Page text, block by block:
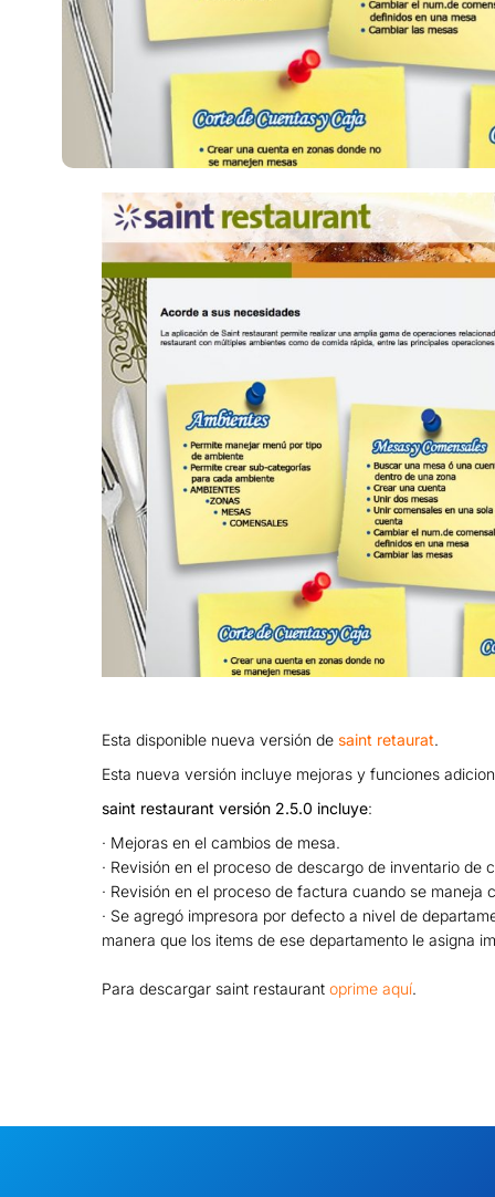
Esta disponible nueva versión de saint retaurat.
Esta nueva versión incluye mejoras y funciones
saint restaurant versión 2.5.0 incluye:
· Mejoras en el cambios de mesa.
· Revisión en el proceso de descargo de inventario de
· Revisión en el proceso de factura cuando se maneja
· Se agregó impresora por defecto a nivel de
manera que los items de ese departamento le asigna
Para descargar saint restaurant oprime aquí.